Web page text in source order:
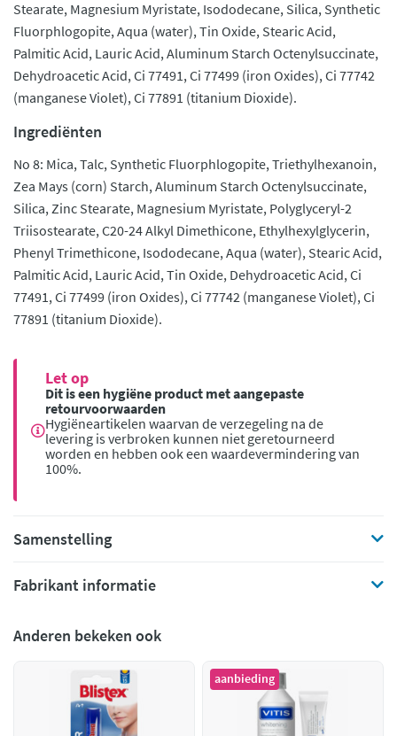
Stearate, Magnesium Myristate, Isododecane, Silica, Synthetic
Fluorphlogopite, Aqua (water), Tin Oxide, Stearic Acid,
Palmitic Acid, Lauric Acid, Aluminum Starch Octenylsuccinate,
Dehydroacetic Acid, Ci 77491, Ci 77499 (iron Oxides), Ci 77742
(manganese Violet), Ci 77891 (titanium Dioxide).
Ingrediënten
No 8: Mica, Talc, Synthetic Fluorphlogopite, Triethylhexanoin,
Zea Mays (corn) Starch, Aluminum Starch Octenylsuccinate,
Silica, Zinc Stearate, Magnesium Myristate, Polyglyceryl-2
Triisostearate, C20-24 Alkyl Dimethicone, Ethylhexylglycerin,
Phenyl Trimethicone, Isododecane, Aqua (water), Stearic Acid,
Palmitic Acid, Lauric Acid, Tin Oxide, Dehydroacetic Acid, Ci
77491, Ci 77499 (iron Oxides), Ci 77742 (manganese Violet), Ci
77891 (titanium Dioxide).
Let op
Dit is een hygiëne product met aangepaste
retourvoorwaarden
Hygiëneartikelen waarvan de verzegeling na de
levering is verbroken kunnen niet geretourneerd
worden en hebben ook een waardevermindering van
100%.
Samenstelling
Fabrikant informatie
Anderen bekeken ook
aanbieding